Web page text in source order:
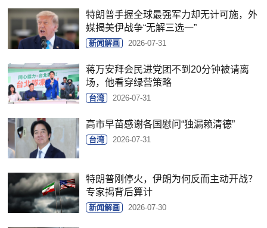
特朗普手握全球最强军力却无计可施，外
媒揭美伊战争“无解三选一”
新闻解画 2026-07-31
蒋万安拜会民进党团不到20分钟被请离
场，他看穿绿营策略
台湾 2026-07-31
高市早苗感谢各国慰问“独漏赖清德”
台湾 2026-07-31
特朗普刚停火，伊朗为何反而主动开战？
专家揭背后算计
新闻解画 2026-07-30